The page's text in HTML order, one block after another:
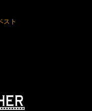
スト